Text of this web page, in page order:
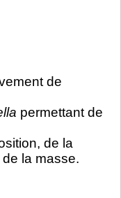
de
permettant de
de la
la masse.